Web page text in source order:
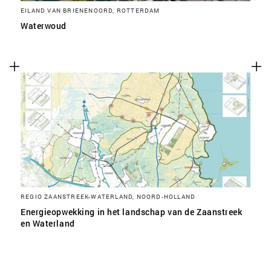
EILAND VAN BRIENENOORD, ROTTERDAM
Waterwoud
REGIO ZAANSTREEK-WATERLAND, NOORD-HOLLAND
Energieopwekking in het landschap van de Zaanstreek
en Waterland